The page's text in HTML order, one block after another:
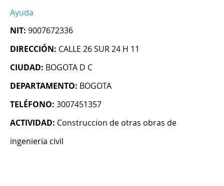
Ayuda
NIT: 9007672336
DIRECCIÓN: CALLE 26 SUR 24 H 11
CIUDAD: BOGOTA D C
DEPARTAMENTO: BOGOTA
TELÉFONO: 3007451357
ACTIVIDAD: Construccion de otras obras de
ingenieria civil